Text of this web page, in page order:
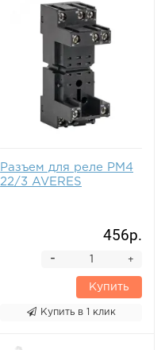
Разъем для реле РM4
22/3 AVERES
456р.
+
-
Купить
Купить в 1 клик